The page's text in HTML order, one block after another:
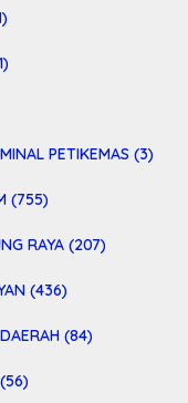
PETIKEMAS (3)
(755)
RAYA (207)
(436)
(84)